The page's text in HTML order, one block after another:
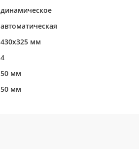
динамическое
автоматическая
430х325 мм
4
50 мм
50 мм